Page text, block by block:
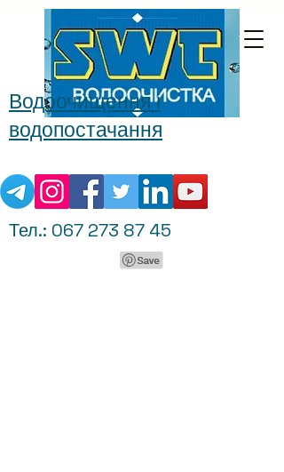
Водоочищення і
водопостачання
Тел.: 067 273 87 45